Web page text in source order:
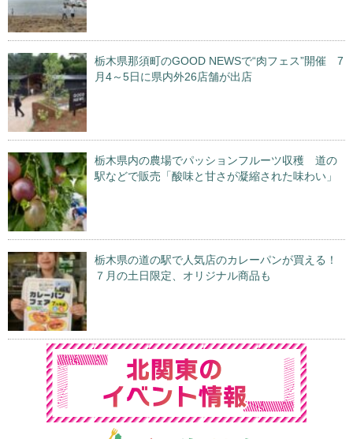
栃木県那須町のGOOD NEWSで“肉フェス”開催 7
月4～5日に県内外26店舗が出店
栃木県内の農場でパッションフルーツ収穫 道の
駅などで販売「酸味と甘さが凝縮された味わい」
栃木県の道の駅で人気店のカレーパンが買える！
７月の土日限定、オリジナル商品も